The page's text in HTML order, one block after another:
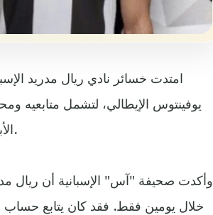
امتدت خسائر نادي ريال مدريد
يوفينتوس الإيطالي، لتشمل متابعيه
الأبرز- جزءاً من متابعيه على شبكات التواصل الاجتماعي.